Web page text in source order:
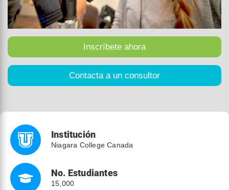
Institución
Niagara College Canada
No. Estudiantes
15,000